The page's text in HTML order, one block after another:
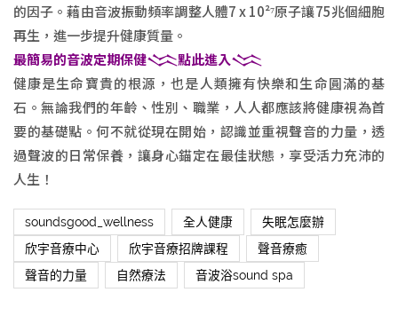
的因子。藉由音波振動頻率調整人體7 x 10²⁷原子讓75兆個細胞
再生，進一步提升健康質量。
最簡易的音波定期保健𒈱點此進入𒈱
健康是生命寶貴的根源，也是人類擁有快樂和生命圓滿的基
石。無論我們的年齡、性別、職業，人人都應該將健康視為首
要的基礎點。何不就從現在開始，認識並重視聲音的力量，透
過聲波的日常保養，讓身心錨定在最佳狀態，享受活力充沛的
人生！
soundsgood_wellness 全人健康
失眠怎麼辦
欣宇音療中心
欣宇音療招牌課程
聲音療癒
聲音的力量
自然療法 音波浴sound spa